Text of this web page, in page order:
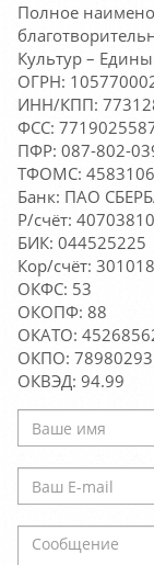
Полное
Культур –
ОГРН:
ИНН/КПП:
ФСС:
ПФР: 087-802-
ТФОМС:
Банк: ПАО
Р/счёт:
БИК: 044525225
Кор/счёт:
ОКФС: 53
ОКОПФ: 88
ОКАТО:
ОКПО: 78980293
ОКВЭД: 94.99